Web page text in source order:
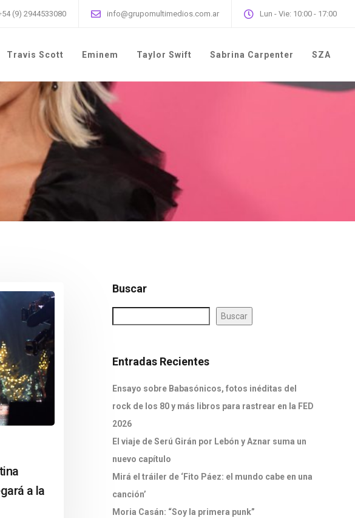
(9) 2944533080 info@grupomultimedios.com.ar Lun - Vie: 10:00 - 17:00
Travis Scott Eminem Taylor Swift Sabrina Carpenter SZA
a la
Buscar
Buscar
Entradas Recientes
Ensayo sobre Babasónicos, fotos inéditas del
rock de los 80 y más libros para rastrear en la FED
2026
El viaje de Serú Girán por Lebón y Aznar suma un
nuevo capítulo
Mirá el tráiler de ‘Fito Páez: el mundo cabe en una
canción’
Moria Casán: “Soy la primera punk”